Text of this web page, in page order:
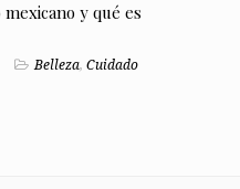
y qué es
Belleza, Cuidado